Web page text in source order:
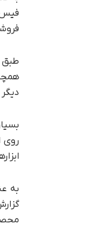
فیس
طبق